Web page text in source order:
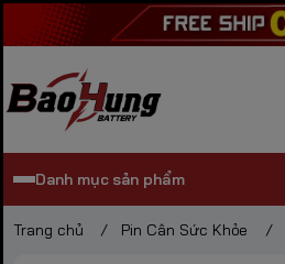
Danh mục sản phẩm
Trang chủ / Pin Cân Sức Khỏe /